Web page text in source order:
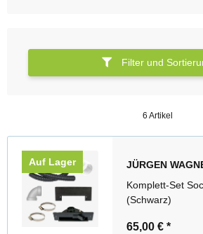
Filter und
6 Artikel
Auf Lager
JÜRGEN
Komplett-Set
(Schwarz)
65,00 € *